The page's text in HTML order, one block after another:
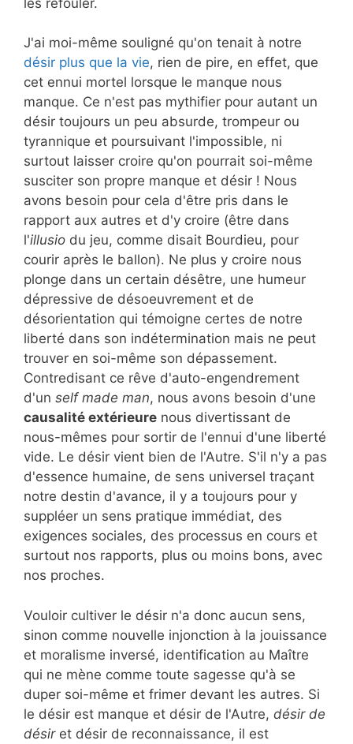
J'ai moi-même souligné qu'on tenait à notre
désir plus que la vie, rien de pire, en effet, que
cet ennui mortel lorsque le manque nous
manque. Ce n'est pas mythifier pour autant un
désir toujours un peu absurde, trompeur ou
tyrannique et poursuivant l'impossible, ni
surtout laisser croire qu'on pourrait soi-même
susciter son propre manque et désir ! Nous
avons besoin pour cela d'être pris dans le
rapport aux autres et d'y croire (être dans
l'illusio du jeu, comme disait Bourdieu, pour
courir après le ballon). Ne plus y croire nous
plonge dans un certain désêtre, une humeur
dépressive de désoeuvrement et de
désorientation qui témoigne certes de notre
liberté dans son indétermination mais ne peut
trouver en soi-même son dépassement.
Contredisant ce rêve d'auto-engendrement
d'un self made man, nous avons besoin d'une
causalité extérieure nous divertissant de
nous-mêmes pour sortir de l'ennui d'une liberté
vide. Le désir vient bien de l'Autre. S'il n'y a pas
d'essence humaine, de sens universel traçant
notre destin d'avance, il y a toujours pour y
suppléer un sens pratique immédiat, des
exigences sociales, des processus en cours et
surtout nos rapports, plus ou moins bons, avec
nos proches.
Vouloir cultiver le désir n'a donc aucun sens,
sinon comme nouvelle injonction à la jouissance
et moralisme inversé, identification au Maître
qui ne mène comme toute sagesse qu'à se
duper soi-même et frimer devant les autres. Si
le désir est manque et désir de l'Autre, désir de
désiret désir de reconnaissance, il est